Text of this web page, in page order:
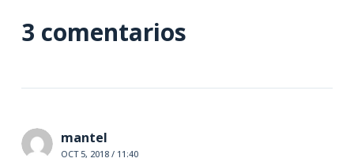
3 comentarios
mantel
OCT 5, 2018 / 11:40